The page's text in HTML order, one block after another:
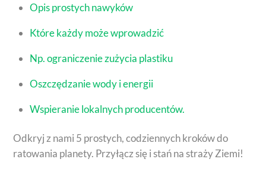
Opis prostych nawyków
Które każdy może wprowadzić
Np. ograniczenie zużycia plastiku
Oszczędzanie wody i energii
Wspieranie lokalnych producentów.
Odkryj z nami 5 prostych, codziennych kroków do
ratowania planety. Przyłącz się i stań na straży Ziemi!